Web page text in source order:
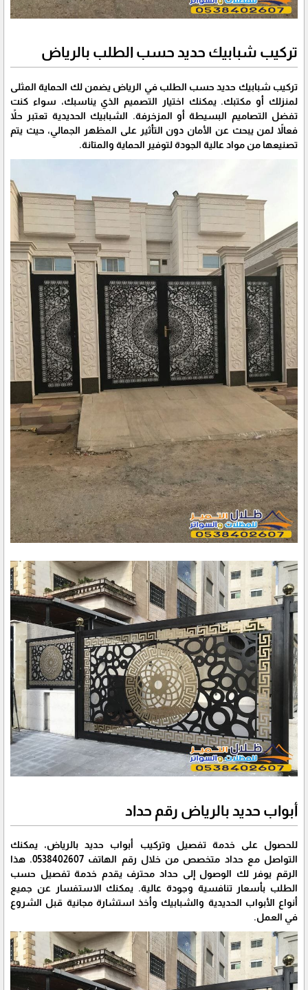
تركيب شبابيك حديد حسب الطلب بالرياض
تركيب شبابيك حديد حسب الطلب في الرياض يضمن لك الحماية المثلى
لمنزلك أو مكتبك. يمكنك اختيار التصميم الذي يناسبك، سواء كنت
تفضل التصاميم البسيطة أو المزخرفة. الشبابيك الحديدية تعتبر حلاً
فعالاً لمن يبحث عن الأمان دون التأثير على المظهر الجمالي، حيث يتم
تصنيعها من مواد عالية الجودة لتوفير الحماية والمتانة.
أبواب حديد بالرياض رقم حداد
للحصول على خدمة تفصيل وتركيب أبواب حديد بالرياض، يمكنك
التواصل مع حداد متخصص من خلال رقم الهاتف 0538402607. هذا
الرقم يوفر لك الوصول إلى حداد محترف يقدم خدمة تفصيل حسب
الطلب بأسعار تنافسية وجودة عالية. يمكنك الاستفسار عن جميع
أنواع الأبواب الحديدية والشبابيك وأخذ استشارة مجانية قبل الشروع
في العمل.